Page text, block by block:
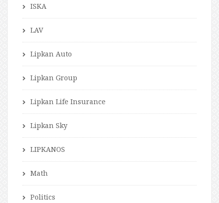
ISKA
LAV
Lipkan Auto
Lipkan Group
Lipkan Life Insurance
Lipkan Sky
LIPKANOS
Math
Politics